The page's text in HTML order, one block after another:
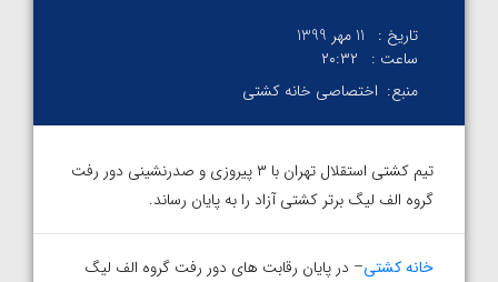
تاریخ :
11 مهر 1399
ساعت :
۲۰:۳۲
منبع: اختصاصی خانه کشتی
تیم کشتی استقلال تهران با ۳ پیروزی و صدرنشینی دور رفت
گروه الف لیگ برتر کشتی آزاد را به پایان رساند.
خانه کشتی– در پایان رقابت های دور رفت گروه الف لیگ